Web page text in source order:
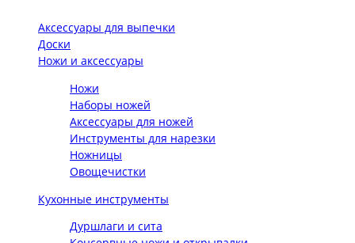
Аксессуары для выпечки
Доски
Ножи и аксессуары
Ножи
Наборы ножей
Аксессуары для ножей
Инструменты для нарезки
Ножницы
Овощечистки
Кухонные инструменты
Дуршлаги и сита